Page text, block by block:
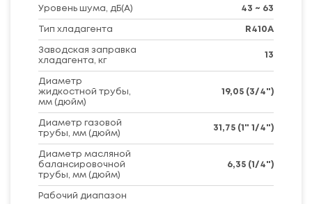
Уровень шума, дБ(A) 43 ~ 63
Тип хладагента R410A
Заводская заправка
хладагента, кг
13
Диаметр
жидкостной трубы,
мм (дюйм)
19,05 (3/4")
Диаметр газовой
трубы, мм (дюйм)
31,75 (1" 1/4")
Диаметр масляной
балансировочной
трубы, мм (дюйм)
6,35 (1/4")
Рабочий диапазон